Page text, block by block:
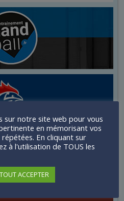
sur notre site web pour vous
en mémorisant vos
En cliquant sur
à l'utilisation de TOUS les
TOUT ACCEPTER